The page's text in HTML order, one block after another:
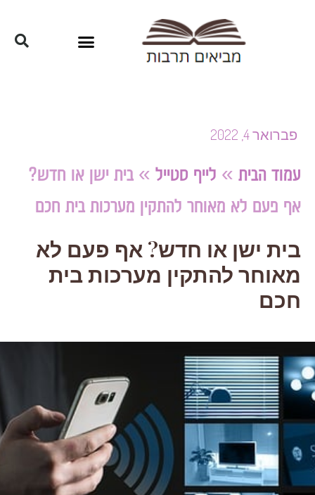
פברואר 4, 2022
עמוד הבית»לייף סטייל»בית ישן או חדש?
אף פעם לא מאוחר להתקין מערכות בית חכם
בית ישן או חדש? אף פעם לא
מאוחר להתקין מערכות בית
חכם